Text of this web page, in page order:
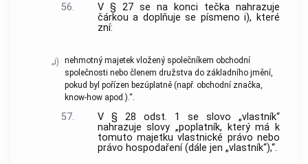
56.
V § 27 se na konci tečka nahrazuje
čárkou a doplňuje se písmeno i), které
zní:
„i)
nehmotný majetek vložený společníkem obchodní
společnosti nebo členem družstva do základního jmění,
pokud byl pořízen bezúplatně (např. obchodní značka,
know-how apod.).“.
57.
V § 28 odst. 1 se slovo „vlastník“
nahrazuje slovy „poplatník, který má k
tomuto majetku vlastnické právo nebo
právo hospodaření (dále jen „vlastník“),“.